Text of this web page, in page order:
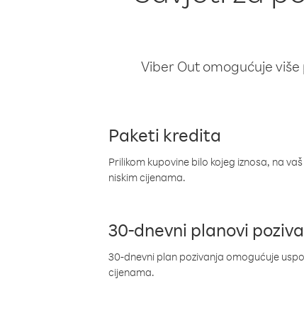
Viber Out omogućuje
Paketi kredita
Prilikom kupovine bilo kojeg iznosa, na
niskim cijenama.
30-dnevni planovi
30-dnevni plan pozivanja omogućuje
cijenama.